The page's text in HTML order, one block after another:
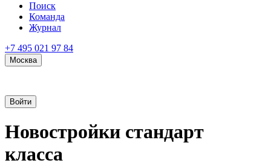
Поиск
Команда
Журнал
+7 495 021 97 84
Москва
Войти
Новостройки стандарт
класса